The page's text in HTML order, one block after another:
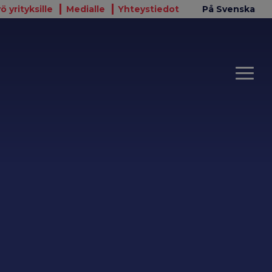
yrityksille Medialle Yhteystiedot På Svenska